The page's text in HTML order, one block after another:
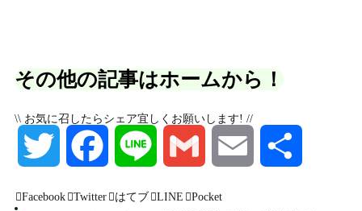
その他の記事はホームから！
\\ お気に召したらシェア宜しくお願いします! //
Facebook Twitter はてブ LINE Pocket